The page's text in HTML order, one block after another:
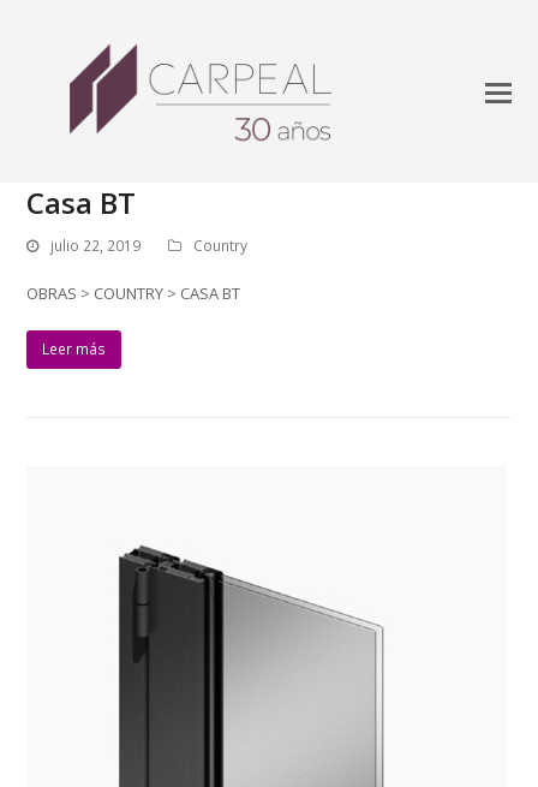
Casa BT
julio 22, 2019 Country
OBRAS > COUNTRY > CASA BT
Leer más